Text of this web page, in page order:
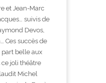
et Jean-Marc
suivis de
Devos,
Ces succès de
belle aux
joli théâtre
Michel